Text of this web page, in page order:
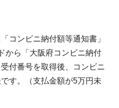
コンビニ納付額等通知書」
から「大阪府コンビニ納付
付番号を取得後、コンビニ
す。（支払金額が5万円未